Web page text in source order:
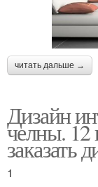
читать дальше →
Дизайн
челны.
заказать
1